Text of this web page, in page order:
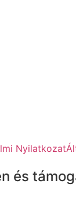
Nyilatkozat
és